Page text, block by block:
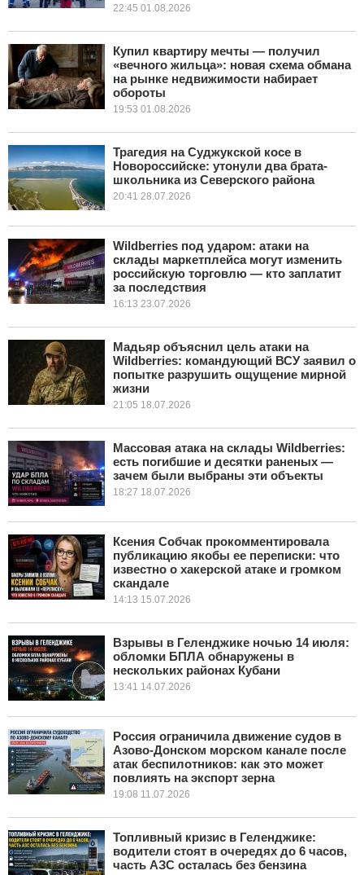
22:45 01.08.2026
Купил квартиру мечты — получил
«вечного жильца»: новая схема обмана
на рынке недвижимости набирает
обороты
19:53 01.08.2026
Трагедия на Суджукской косе в
Новороссийске: утонули два брата-
школьника из Северского района
20:41 28.07.2026
Wildberries под ударом: атаки на
склады маркетплейса могут изменить
российскую торговлю — кто заплатит
за последствия
16:13 23.07.2026
Мадьяр объяснил цель атаки на
Wildberries: командующий ВСУ заявил о
попытке разрушить ощущение мирной
жизни
21:05 18.07.2026
Массовая атака на склады Wildberries:
есть погибшие и десятки раненых —
зачем были выбраны эти объекты
18:27 18.07.2026
Ксения Собчак прокомментировала
публикацию якобы ее переписки: что
известно о хакерской атаке и громком
скандале
14:13 15.07.2026
Взрывы в Геленджике ночью 14 июля:
обломки БПЛА обнаружены в
нескольких районах Кубани
13:41 14.07.2026
Россия ограничила движение судов в
Азово-Донском морском канале после
атак беспилотников: как это может
повлиять на экспорт зерна
19:08 11.07.2026
Топливный кризис в Геленджике:
водители стоят в очередях до 6 часов,
часть АЗС осталась без бензина